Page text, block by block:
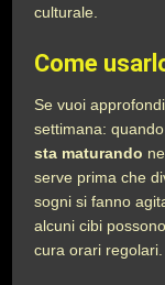
culturale.
Come
Se vuoi
settimana:
sta maturando
serve prima che
sogni si fanno
alcuni cibi
cura orari regolari.